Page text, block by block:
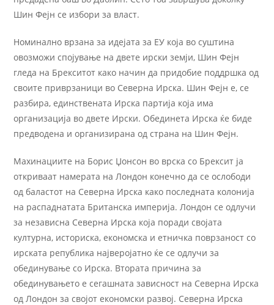
Шин Фејн се избори за власт.
Номинално врзана за идејата за ЕУ која во суштина
овозможи спојување на двете ирски земји, Шин Фејн
гледа на Брекситот како начин да придобие поддршка од
своите приврзаници во Северна Ирска. Шин Фејн е, се
разбира, единствената Ирска партија која има
организација во двете Ирски. Обединета Ирска ќе биде
предводена и организирана од страна на Шин Фејн.
Махинациите на Борис Џонсон во врска со Брексит ја
откриваат намерата на Лондон конечно да се ослободи
од баластот на Северна Ирска како последната колонија
на распаднатата Британска империја. Лондон се одлучи
за независна Северна Ирска која поради својата
културна, историска, економска и етничка поврзаност со
ирската република најверојатно ќе се одлучи за
обединување со Ирска. Втората причина за
обединувањето е сегашната зависност на Северна Ирска
од Лондон за својот економски развој. Северна Ирска